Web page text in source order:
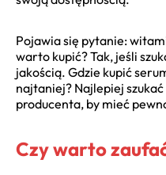
Pojawia się pytanie:
warto kupić? Tak, jeśli
jakością. Gdzie kupić
najtaniej? Najlepiej
producenta, by mieć
Czy warto